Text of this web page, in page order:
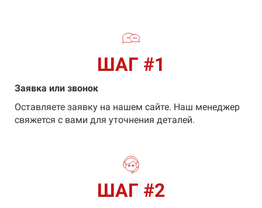
ШАГ #1
Заявка или звонок
Оставляете заявку на нашем сайте. Наш менеджер
свяжется с вами для уточнения деталей.
ШАГ #2